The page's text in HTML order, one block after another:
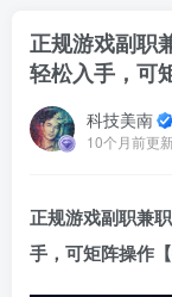
Arch
正规游戏副职
轻松入手，可
科技美南
10个月前更
正规游戏副职兼
手，可矩阵操作【